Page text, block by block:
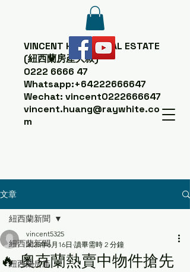
VINCENT HUANGREAL ESTATE
(紐西蘭房產大叔)
0222 6666 47
Whatsapp:+64222666647
Wechat: vincent0222666647
vincent.huang@raywhite.co
m
文章
紐西蘭新聞
紐西蘭房產
紐西蘭新聞
🔥 奧克蘭熱賣中物件搶先
vincent5325
2025年6月16日 讀畢需時 2 分鐘